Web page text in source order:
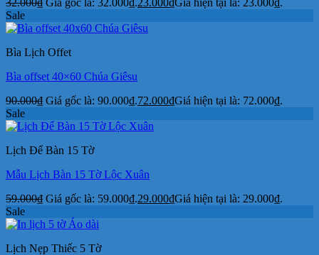
Sale
Bìa Lịch Offet
Bìa offset 40×60 Chúa Giêsu
90.000₫ Giá gốc là: 90.000₫.72.000₫Giá hiện tại là: 72.000₫.
Sale
Lịch Để Bàn 15 Tờ
Mẫu Lịch Bàn 15 Tờ Lộc Xuân
59.000₫ Giá gốc là: 59.000₫.29.000₫Giá hiện tại là: 29.000₫.
Sale
Lịch Nẹp Thiếc 5 Tờ